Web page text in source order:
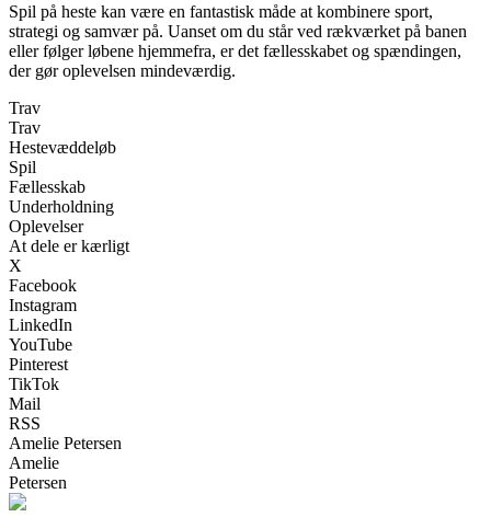
Spil på heste kan være en fantastisk måde at kombinere sport,
strategi og samvær på. Uanset om du står ved rækværket på banen
eller følger løbene hjemmefra, er det fællesskabet og spændingen,
der gør oplevelsen mindeværdig.
Trav
Trav
Hestevæddeløb
Spil
Fællesskab
Underholdning
Oplevelser
At dele er kærligt
X
Facebook
Instagram
LinkedIn
YouTube
Pinterest
TikTok
Mail
RSS
Amelie Petersen
Amelie
Petersen